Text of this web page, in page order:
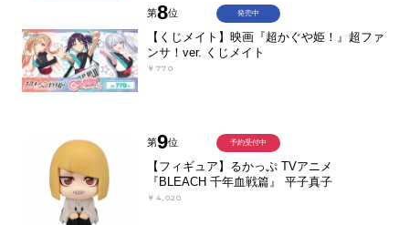
第8位
【くじメイト】映画『超かぐや姫！』超ファ
ンサ！ver. くじメイト
￥770
発売中
第9位
【フィギュア】るかっぷ TVアニメ
『BLEACH 千年血戦篇』 平子真子
￥4,020
予約受付中